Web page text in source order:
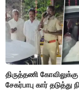
திருத்தணி
சேகர்பாபு கார் தடுத்து